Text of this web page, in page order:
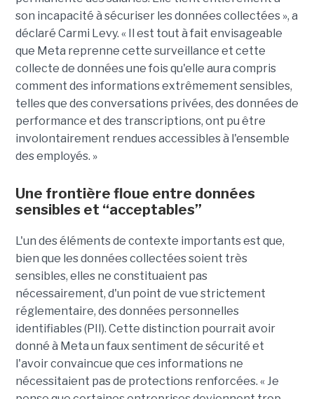
son incapacité à sécuriser les données collectées », a
déclaré Carmi Levy. « Il est tout à fait envisageable
que Meta reprenne cette surveillance et cette
collecte de données une fois qu'elle aura compris
comment des informations extrêmement sensibles,
telles que des conversations privées, des données de
performance et des transcriptions, ont pu être
involontairement rendues accessibles à l'ensemble
des employés. »
Une frontière floue entre données
sensibles et “acceptables”
L'un des éléments de contexte importants est que,
bien que les données collectées soient très
sensibles, elles ne constituaient pas
nécessairement, d'un point de vue strictement
réglementaire, des données personnelles
identifiables (PII). Cette distinction pourrait avoir
donné à Meta un faux sentiment de sécurité et
l'avoir convaincue que ces informations ne
nécessitaient pas de protections renforcées. « Je